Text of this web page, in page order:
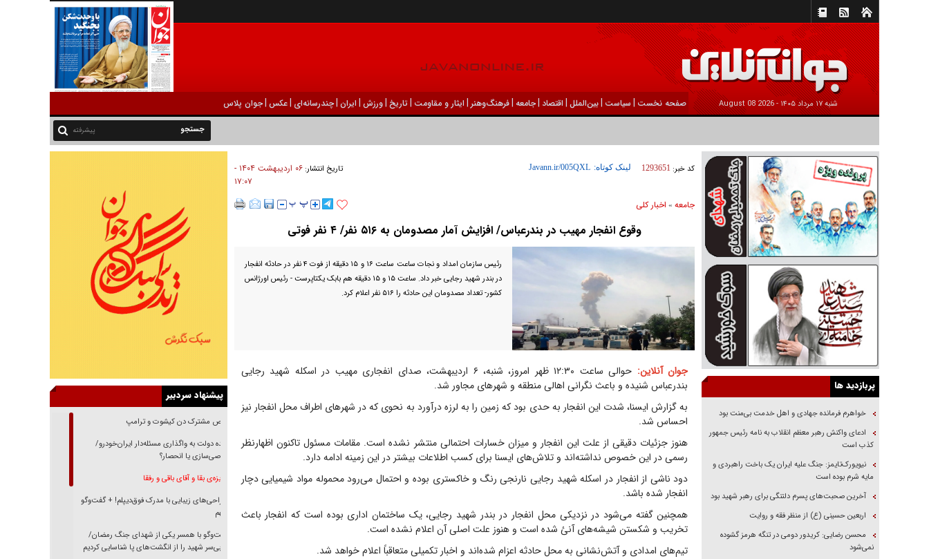
شنبه ۱۷ مرداد ۱۴۰۵ - 2026 August 08 صفحه نخست | سیاست |بين‌الملل | اقتصاد |جامعه |فرهنگ‌و‌هنر | ایثار و مقاومت |تاریخ |ورزش | ايران |چندرسانه‌ای |عکس |جوان پلاس
پیشرفته
کد خبر: 1293651 لینک کوتاه: تاریخ انتشار:
۰۶ ارديبهشت ۱۴۰۴ -
۱۷:۰۷
جامعه» اخبار كلی
وقوع انفجار مهیب در بندرعباس/ افزایش آمار مصدومان به ۵۱۶ نفر/ ۴ نفر فوتی
رئیس سازمان امداد و نجات ساعت ساعت ۱۶ و ۱۵ دقیقه از فوت ۴ نفر در حادثه انفجار
در بندر شهید رجایی خبر داد. ساعت ۱۵ و ۱۵ دقیقه هم بابک یکتاپرست - رئیس اورژانس
کشور- تعداد مصدومان این حادثه را ۵۱۶ نفر اعلام کرد.
جوان آنلاین:
حوالی ساعت ۱۲:۳۰ ظهر امروز، شنبه، ۶ اردیبهشت، صدای انفجاری مهیب در اسکله شهید رجایی
بندرعباس شنیده و باعث نگرانی اهالی منطقه و شهر‌های مجاور شد.
به گزارش ایسنا، شدت این انفجار به حدی بود که زمین را به لرزه درآورد به نحوی که در شهر‌های اطراف محل انفجار نیز
احساس شد.
هنوز جزئیات دقیقی از علت این انفجار و میزان خسارات احتمالی منتشر نشده است. مقامات مسئول تاکنون اظهارنظر
رسمی در این خصوص نداشته‌اند و تلاش‌های ایسنا برای کسب اطلاعات بیشتر در این زمینه ادامه دارد.
دود ناشی از انفجار در اسکله شهید رجایی نارنجی رنگ و خاکستری بوده و احتمال می‌رود محموله مواد شیمیایی دچار
انفجار شده باشد.
همچنین گفته می‌شود در نزدیکی محل انفجار در بندر شهید رجایی، یک ساختمان اداری بوده است که انفجار باعث
تخریب و شکستن شیشه‌های آنئ شده است و هنوز علت اصلی آن اعلام نشده است.
تیم‌های امدادی و آتش‌نشانی به محل حادثه اعزام شده‌اند و اخبار تکمیلی متعاقباً اعلام خواهد شد.
پربازدید ها
خواهرم فرمانده جهادی و اهل خدمت بی‌منت بود
ادعای واکنش رهبر معظم انقلاب به نامه رئیس جمهور
کذب است
نیویورک‌تایمز: جنگ علیه ایران یک باخت راهبردی و
مایه شرم بوده است
آخرین صحبت‌های پسرم دلتنگی برای رهبر شهید بود
اربعین حسینی (ع) از منظر فقه و روایت
محسن رضایی: کریدور دومی در تنگه هرمز گشوده
نمی‌شود
پیشنهاد سردبیر
رقص مشترک دن کیشوت و ترامپ
دنده دولت به واگذاری مسئله‌دار ایران‌خودرو/
خصوصی‌سازی یا انحصار؟
غریزه‌ی بقا و آقای باقی و رفقا
جراحی‌های زیبایی با مدرک فوق‌دیپلم! + گفت‌وگو
با متهم
گفت‌وگو با همسر یکی از شهدای جنگ رمضان/
پیکر بی‌سر شهید را از انگشت‌های پا شناسایی کردیم